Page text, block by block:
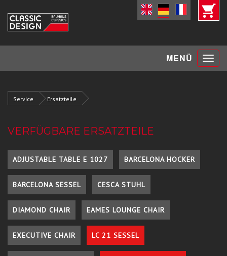
MENÜ Toggle
Service Ersatzteile
VERFÜGBARE ERSATZTEILE
ADJUSTABLE TABLE E 1027 BARCELONA HOCKER
BARCELONA SESSEL CESCA STUHL
DIAMOND CHAIR EAMES LOUNGE CHAIR
EXECUTIVE CHAIR LC 21 SESSEL